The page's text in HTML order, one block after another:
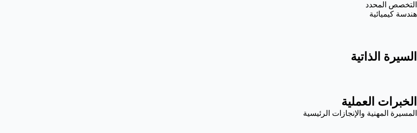
التخصص المحدد
هندسة كيميائية
السيرة الذاتية
الخبرات العملية
المسيرة المهنية والإنجازات الرئيسية